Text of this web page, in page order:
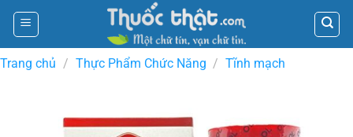
Skip
content
Trang chủ / Thực Phẩm Chức Năng / Tĩnh mạch